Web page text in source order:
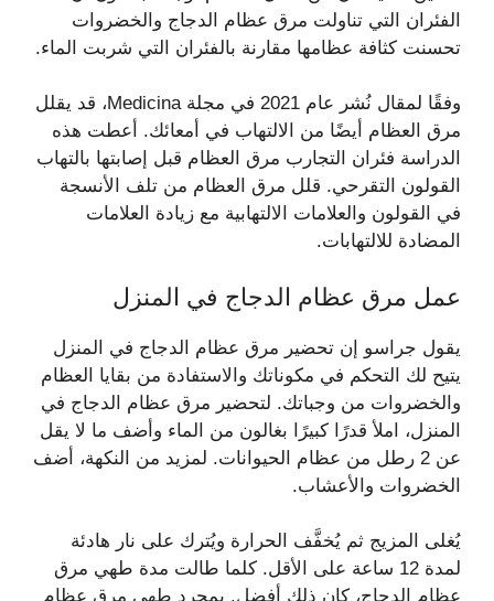
الفئران التي تناولت مرق عظام الدجاج والخضروات
تحسنت كثافة عظامها مقارنة بالفئران التي شربت الماء.
وفقًا لمقال نُشر عام 2021 في مجلة Medicina، قد يقلل
مرق العظام أيضًا من الالتهاب في أمعائك. أعطت هذه
الدراسة فئران التجارب مرق العظام قبل إصابتها بالتهاب
القولون التقرحي. قلل مرق العظام من تلف الأنسجة
في القولون والعلامات الالتهابية مع زيادة العلامات
المضادة للالتهابات.
عمل مرق عظام الدجاج في المنزل
يقول جراسو إن تحضير مرق عظام الدجاج في المنزل
يتيح لك التحكم في مكوناتك والاستفادة من بقايا العظام
والخضروات من وجباتك. لتحضير مرق عظام الدجاج في
المنزل، املأ قدرًا كبيرًا بغالون من الماء وأضف ما لا يقل
عن 2 رطل من عظام الحيوانات. لمزيد من النكهة، أضف
الخضروات والأعشاب.
يُغلى المزيج ثم يُخفَّف الحرارة ويُترك على نار هادئة
لمدة 12 ساعة على الأقل. كلما طالت مدة طهي مرق
عظام الدجاج، كان ذلك أفضل. بمجرد طهي مرق عظام